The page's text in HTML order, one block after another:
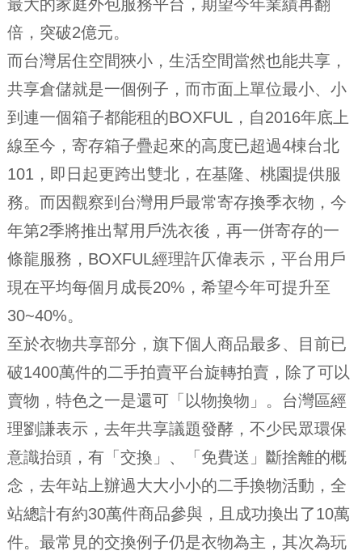
最大的家庭外包服務平台，期望今年業績再翻
倍，突破2億元。
而台灣居住空間狹小，生活空間當然也能共享，
共享倉儲就是一個例子，而市面上單位最小、小
到連一個箱子都能租的BOXFUL，自2016年底上
線至今，寄存箱子疊起來的高度已超過4棟台北
101，即日起更跨出雙北，在基隆、桃園提供服
務。而因觀察到台灣用戶最常寄存換季衣物，今
年第2季將推出幫用戶洗衣後，再一併寄存的一
條龍服務，BOXFUL經理許仄偉表示，平台用戶
現在平均每個月成長20%，希望今年可提升至
30~40%。
至於衣物共享部分，旗下個人商品最多、目前已
破1400萬件的二手拍賣平台旋轉拍賣，除了可以
賣物，特色之一是還可「以物換物」。台灣區經
理劉謙表示，去年共享議題發酵，不少民眾環保
意識抬頭，有「交換」、「免費送」斷捨離的概
念，去年站上辦過大大小小的二手換物活動，全
站總計有約30萬件商品參與，且成功換出了10萬
件。最常見的交換例子仍是衣物為主，其次為玩